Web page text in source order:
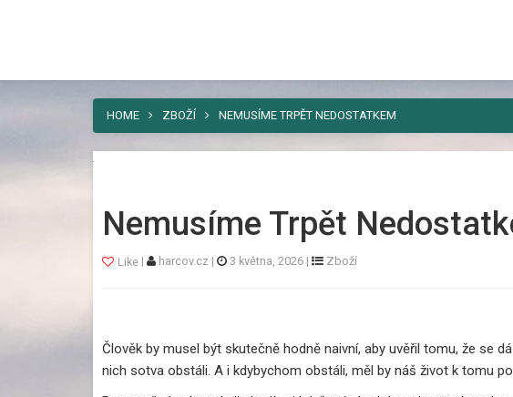
HOME ZBOŽÍ NEMUSÍME TRPĚT NEDOSTATKEM
Nemusíme Trpět
Like| harcov.cz | 3 května, 2026| Zboží
Člověk by musel být skutečně hodně naivní, aby uvěřil tomu, že se
nich sotva obstáli. A i kdybychom obstáli, měl by náš život k tomu